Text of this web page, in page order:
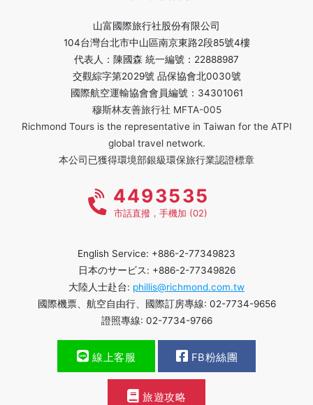
山富國際旅行社股份有限公司
104台灣台北市中山區南京東路2段85號4樓
代表人：陳國森 統一編號：22888987
交觀綜字第2029號 品保協會北0030號
國際航空運輸協會會員編號：34301061
穆斯林友善旅行社 MFTA-005
Richmond Tours is the representative in Taiwan for the ATPI
global travel network.
本公司已獲得環境部銀級環保旅行業認證標章
4493535
市話直撥，手機加 (02)
English Service: +886-2-77349823
日本のサービス: +886-2-77349826
大陸人士赴台: phillis@richmond.com.tw
國際機票、航空自由行、國際訂房專線: 02-7734-9656
證照專線: 02-7734-9766
線上客服 FB粉絲團
旅遊攻略